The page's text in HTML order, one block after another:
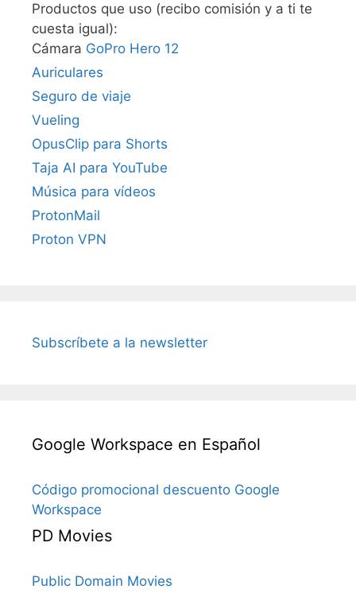
Productos que uso (recibo comisión y a ti te
cuesta igual):
Cámara GoPro Hero 12
Auriculares
Seguro de viaje
Vueling
OpusClip para Shorts
Taja AI para YouTube
Música para vídeos
ProtonMail
Proton VPN
Subscríbete a la newsletter
Google Workspace en Español
Código promocional descuento Google
Workspace
PD Movies
Public Domain Movies